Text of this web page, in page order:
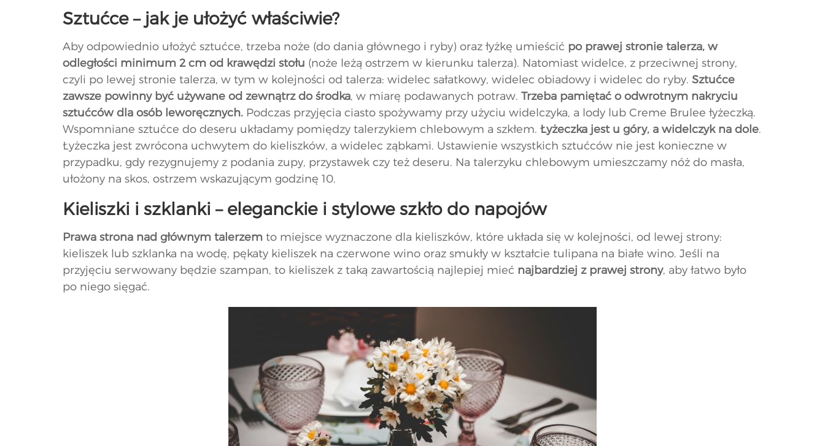
Sztućce – jak je ułożyć właściwie?
Aby odpowiednio ułożyć sztućce, trzeba noże (do dania głównego i ryby) oraz łyżkę umieścić po prawej stronie talerza, w
odległości minimum 2 cm od krawędzi stołu (noże leżą ostrzem w kierunku talerza). Natomiast widelce, z przeciwnej strony,
czyli po lewej stronie talerza, w tym w kolejności od talerza: widelec sałatkowy, widelec obiadowy i widelec do ryby. Sztućce
zawsze powinny być używane od zewnątrz do środka, w miarę podawanych potraw. Trzeba pamiętać o odwrotnym nakryciu
sztućców dla osób leworęcznych. Podczas przyjęcia ciasto spożywamy przy użyciu widelczyka, a lody lub Creme Brulee łyżeczką.
Wspomniane sztućce do deseru układamy pomiędzy talerzykiem chlebowym a szkłem. Łyżeczka jest u góry, a widelczyk na dole.
Łyżeczka jest zwrócona uchwytem do kieliszków, a widelec ząbkami. Ustawienie wszystkich sztućców nie jest konieczne w
przypadku, gdy rezygnujemy z podania zupy, przystawek czy też deseru. Na talerzyku chlebowym umieszczamy nóż do masła,
ułożony na skos, ostrzem wskazującym godzinę 10.
Kieliszki i szklanki – eleganckie i stylowe szkło do napojów
Prawa strona nad głównym talerzem to miejsce wyznaczone dla kieliszków, które układa się w kolejności, od lewej strony:
kieliszek lub szklanka na wodę, pękaty kieliszek na czerwone wino oraz smukły w kształcie tulipana na białe wino. Jeśli na
przyjęciu serwowany będzie szampan, to kieliszek z taką zawartością najlepiej mieć najbardziej z prawej strony, aby łatwo było
po niego sięgać.